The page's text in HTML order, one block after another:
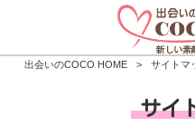
出会いのCOCO HOME > サイトマ
サイ